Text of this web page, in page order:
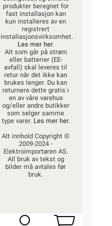
produkter beregnet for
fast installasjon kan
kun installeres av en
registrert
installasjonsvirksomhet.
Les mer her.
Alt som går på strøm
eller batterier (EE-
avfall) skal leveres til
retur når det ikke kan
brukes lenger. Du kan
returnere dette gratis i
en av våre varehus
og/eller andre butikker
som selger samme
type varer. Les mer her.
Alt innhold Copyright ©
2009-2024 -
Elektroimportøren AS.
All bruk av tekst og
bilder må avtales før
bruk.